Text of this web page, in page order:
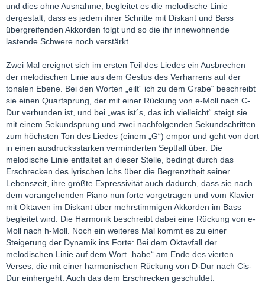
und dies ohne Ausnahme, begleitet es die melodische Linie
dergestalt, dass es jedem ihrer Schritte mit Diskant und Bass
übergreifenden Akkorden folgt und so die ihr innewohnende
lastende Schwere noch verstärkt.
Zwei Mal ereignet sich im ersten Teil des Liedes ein Ausbrechen
der melodischen Linie aus dem Gestus des Verharrens auf der
tonalen Ebene. Bei den Worten „eilt´ ich zu dem Grabe“ beschreibt
sie einen Quartsprung, der mit einer Rückung von e-Moll nach C-
Dur verbunden ist, und bei „was ist´s, das ich vielleicht“ steigt sie
mit einem Sekundsprung und zwei nachfolgenden Sekundschritten
zum höchsten Ton des Liedes (einem „G“) empor und geht von dort
in einen ausdrucksstarken verminderten Septfall über. Die
melodische Linie entfaltet an dieser Stelle, bedingt durch das
Erschrecken des lyrischen Ichs über die Begrenztheit seiner
Lebenszeit, ihre größte Expressivität auch dadurch, dass sie nach
dem vorangehenden Piano nun forte vorgetragen und vom Klavier
mit Oktaven im Diskant über mehrstimmigen Akkorden im Bass
begleitet wird. Die Harmonik beschreibt dabei eine Rückung von e-
Moll nach h-Moll. Noch ein weiteres Mal kommt es zu einer
Steigerung der Dynamik ins Forte: Bei dem Oktavfall der
melodischen Linie auf dem Wort „habe“ am Ende des vierten
Verses, die mit einer harmonischen Rückung von D-Dur nach Cis-
Dur einhergeht. Auch das dem Erschrecken geschuldet.